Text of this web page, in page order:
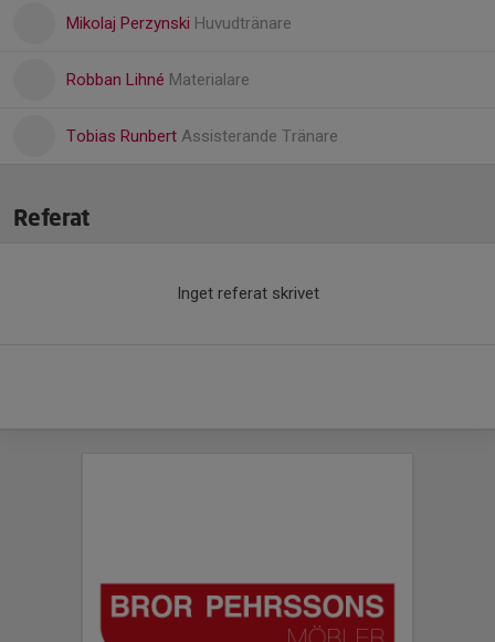
Mikolaj Perzynski Huvudtränare
Robban Lihné Materialare
Tobias Runbert Assisterande Tränare
Referat
Inget referat skrivet